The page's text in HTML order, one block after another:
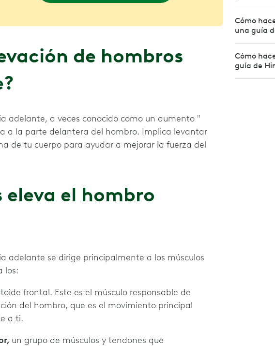
de hombros
adelante, a veces conocido como un aumento "
a la parte delantera del hombro. Implica levantar
de tu cuerpo para ayudar a mejorar la fuerza del
eleva el hombro
adelante se dirige principalmente a los músculos
los:
frontal. Este es el músculo responsable de
del hombro, que es el movimiento principal
a ti.
un grupo de músculos y tendones que
Cómo
una guía
Cómo
guía de